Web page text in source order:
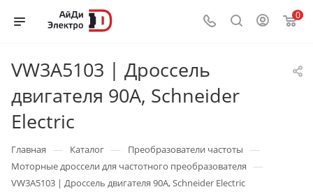
0
VW3A5103 | Дроссель
двигателя 90А, Schneider
Electric
Главная — Каталог — Преобразователи частоты —
Моторные дроссели для частотного преобразователя —
VW3A5103 | Дроссель двигателя 90А, Schneider Electric